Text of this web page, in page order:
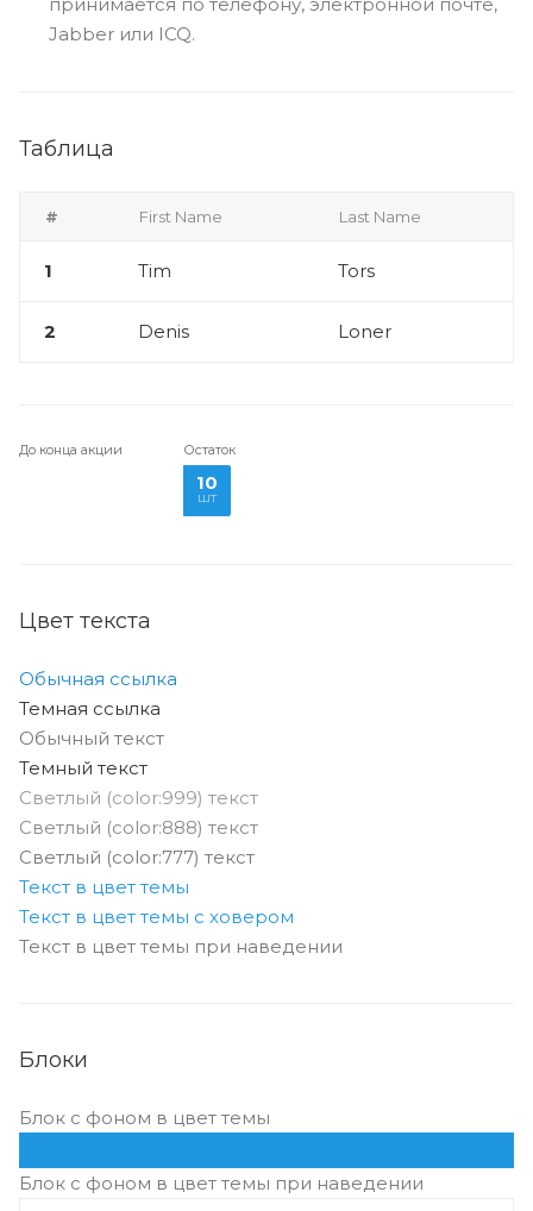
Jabber или ICQ.
Таблица
# First Name Last Name
1 Tim Tors
2 Denis Loner
До конца акции Остаток
10
шт
Цвет текста
Обычная ссылка
Темная ссылка
Обычный текст
Темный текст
Светлый (color:999) текст
Светлый (color:888) текст
Светлый (color:777) текст
Текст в цвет темы
Текст в цвет темы с ховером
Текст в цвет темы при наведении
Блоки
Блок с фоном в цвет темы
Блок с фоном в цвет темы при наведении